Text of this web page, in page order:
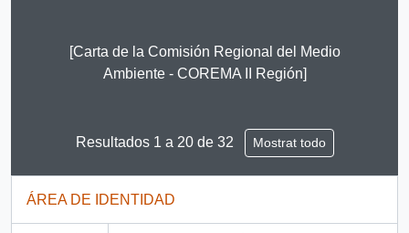
[Carta de la Comisión Regional del Medio
Ambiente - COREMA II Región]
Resultados 1 a 20 de 32 Mostrat todo
ÁREA DE IDENTIDAD